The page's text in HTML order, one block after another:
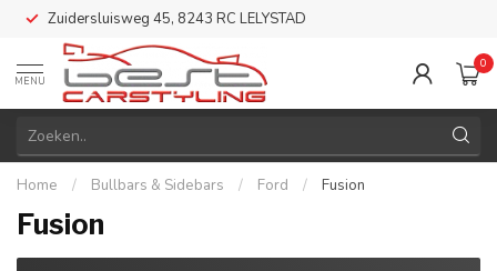
Zuidersluisweg 45, 8243 RC LELYSTAD
MENU
0
Home / Bullbars & Sidebars / Ford / Fusion
Fusion